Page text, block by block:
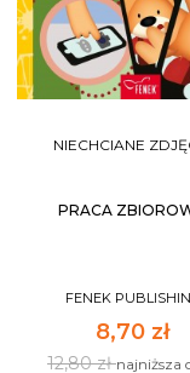
NIECHCIANE
PRACA
FENEK
8,70 zł
12,80 złnajniższa